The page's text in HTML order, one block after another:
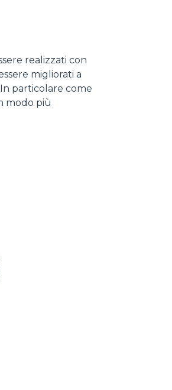
realizzati con
migliorati a
particolare come
modo più